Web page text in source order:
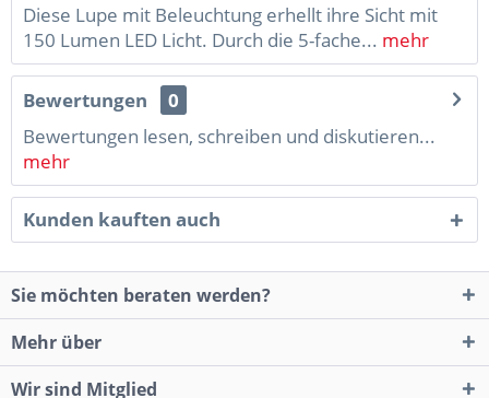
Diese Lupe mit Beleuchtung erhellt ihre Sicht mit
150 Lumen LED Licht. Durch die 5-fache... mehr
Bewertungen
0
Bewertungen lesen, schreiben und diskutieren...
mehr
Kunden kauften auch
Sie möchten beraten werden?
Mehr über
Wir sind Mitglied